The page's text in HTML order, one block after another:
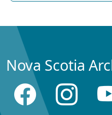
Nova Scotia